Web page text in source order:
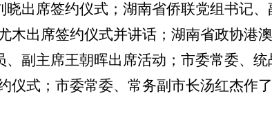
出席签约仪式；湖南省侨联党组书记、
木出席签约仪式并讲话；湖南省政协港
副主席王朝晖出席活动；市委常委、
仪式；市委常委、常务副市长汤红杰作